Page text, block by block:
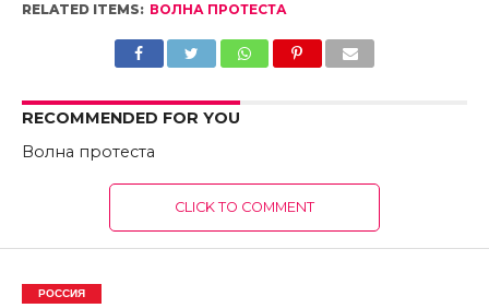
RELATED ITEMS: ВОЛНА ПРОТЕСТА
RECOMMENDED FOR YOU
Волна протеста
CLICK TO COMMENT
РОССИЯ